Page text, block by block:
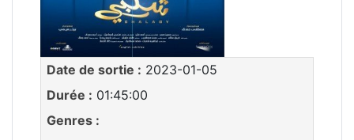
Date de sortie : 2023-01-05
Durée : 01:45:00
Genres :